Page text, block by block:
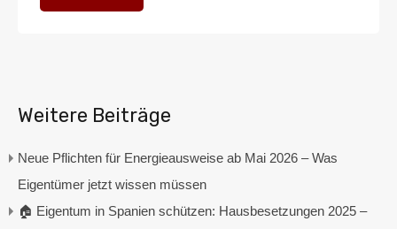
Weitere Beiträge
Neue Pflichten für Energieausweise ab Mai 2026 – Was
Eigentümer jetzt wissen müssen
🏠 Eigentum in Spanien schützen: Hausbesetzungen 2025 –